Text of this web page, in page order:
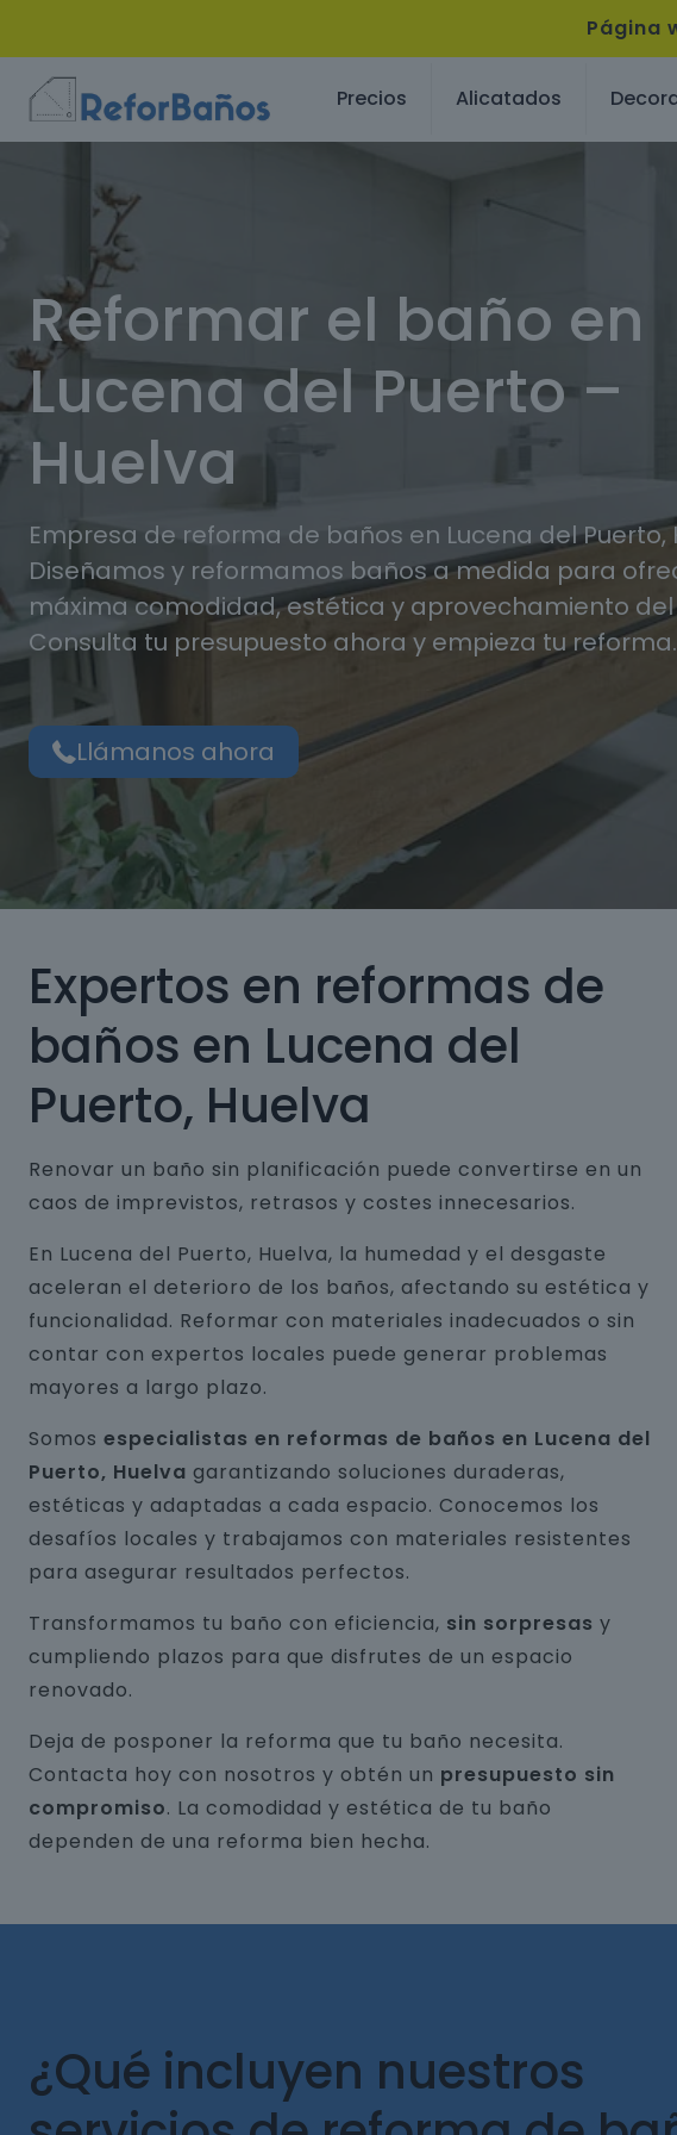
Página
Precios Alicatados
Reformar el baño en
Lucena del Puerto –
Huelva
Empresa de reforma de baños en Lucena del Puerto,
Diseñamos y reformamos baños a medida para
máxima comodidad, estética y aprovechamiento del
Consulta tu presupuesto ahora y empieza tu reforma.
Llámanos ahora
Expertos en reformas de
baños en Lucena del
Puerto, Huelva
Renovar un baño sin planificación puede convertirse en un
caos de imprevistos, retrasos y costes innecesarios.
En Lucena del Puerto, Huelva, la humedad y el desgaste
aceleran el deterioro de los baños, afectando su estética y
funcionalidad. Reformar con materiales inadecuados o sin
contar con expertos locales puede generar problemas
mayores a largo plazo.
Somos especialistas en reformas de baños en Lucena del
Puerto, Huelva garantizando soluciones duraderas,
estéticas y adaptadas a cada espacio. Conocemos los
desafíos locales y trabajamos con materiales resistentes
para asegurar resultados perfectos.
Transformamos tu baño con eficiencia, sin sorpresas y
cumpliendo plazos para que disfrutes de un espacio
renovado.
Deja de posponer la reforma que tu baño necesita.
Contacta hoy con nosotros y obtén un presupuesto sin
compromiso. La comodidad y estética de tu baño
dependen de una reforma bien hecha.
¿Qué incluyen nuestros